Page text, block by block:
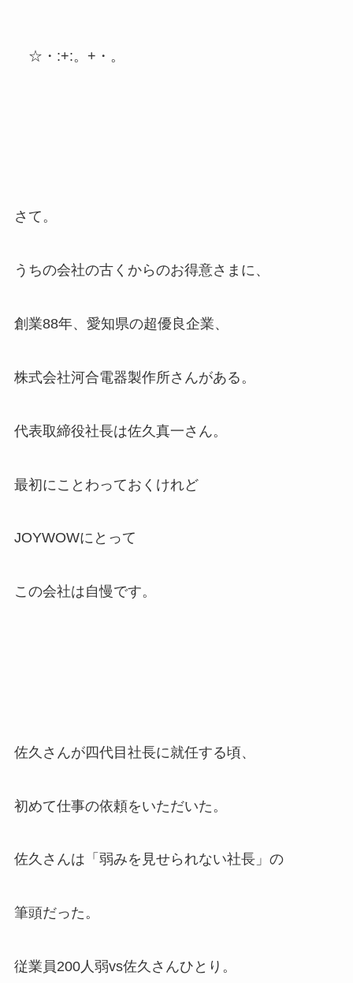
☆・:+:。+・。
さて。
うちの会社の古くからのお得意さまに、
創業88年、愛知県の超優良企業、
株式会社河合電器製作所さんがある。
代表取締役社長は佐久真一さん。
最初にことわっておくけれど
JOYWOWにとって
この会社は自慢です。
佐久さんが四代目社長に就任する頃、
初めて仕事の依頼をいただいた。
佐久さんは「弱みを見せられない社長」の
筆頭だった。
従業員200人弱vs佐久さんひとり。